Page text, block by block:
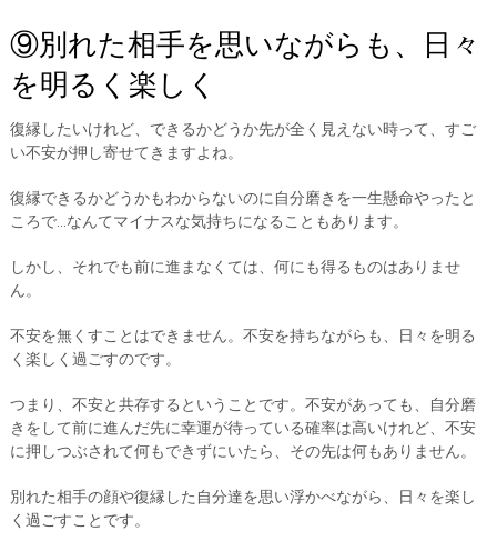
⑨別れた相手を思いながらも、日々
を明るく楽しく
復縁したいけれど、できるかどうか先が全く見えない時って、すご
い不安が押し寄せてきますよね。
復縁できるかどうかもわからないのに自分磨きを一生懸命やったと
ころで…なんてマイナスな気持ちになることもあります。
しかし、それでも前に進まなくては、何にも得るものはありませ
ん。
不安を無くすことはできません。不安を持ちながらも、日々を明る
く楽しく過ごすのです。
つまり、不安と共存するということです。不安があっても、自分磨
きをして前に進んだ先に幸運が待っている確率は高いけれど、不安
に押しつぶされて何もできずにいたら、その先は何もありません。
別れた相手の顔や復縁した自分達を思い浮かべながら、日々を楽し
く過ごすことです。